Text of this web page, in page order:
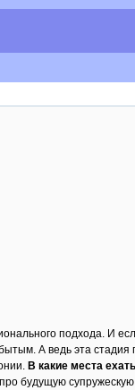
подхода. И
А ведь эта стадия
В какие места ехать
будущую